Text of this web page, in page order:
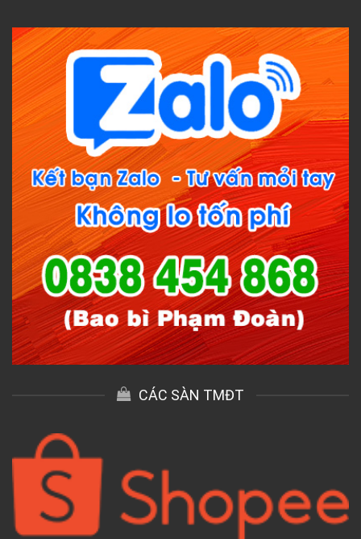
CÁC SÀN TMĐT